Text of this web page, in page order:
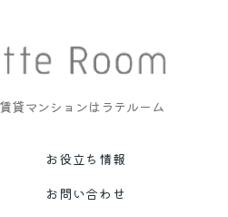
貸マンションはラテルーム
お役立ち情報
お問い合わせ